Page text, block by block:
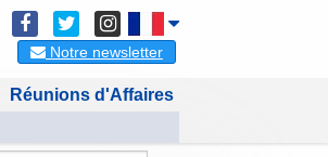
Notre newsletter
Réunions d'Affaires